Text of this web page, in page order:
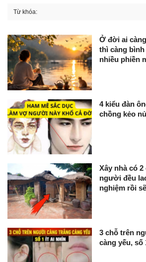
Từ khóa:
Ở đời ai
thì càng
nhiều phiền
4 kiểu đàn
chồng kẻo
Xây nhà có
người đều
nghiệm rồi
3 chỗ trên
càng yếu, số